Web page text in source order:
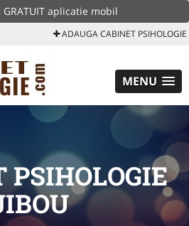
aplicatie mobil
ADAUGA CABINET PSIHOLOGIE
MENU
PSIHOLOGIE